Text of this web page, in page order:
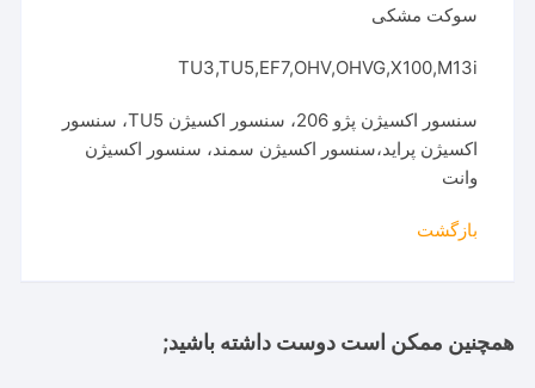
سوکت مشکی
TU3,TU5,EF7,OHV,OHVG,X100,M13i
سنسور اکسیژن پژو 206، سنسور اکسیژن TU5، سنسور
اکسیژن پراید،سنسور اکسیژن سمند، سنسور اکسیژن
وانت
بازگشت
همچنین ممکن است دوست داشته باشید;